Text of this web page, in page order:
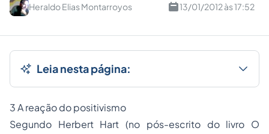
Heraldo Elias Montarroyos 13/01/2012 às 17:52
Leia nesta página:
3 A reação do positivismo
Segundo Herbert Hart (no pós-escrito do livro O